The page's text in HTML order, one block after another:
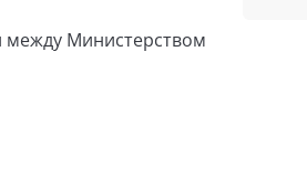
Министерством